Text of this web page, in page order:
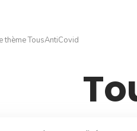
thèmeTousAntiCovid